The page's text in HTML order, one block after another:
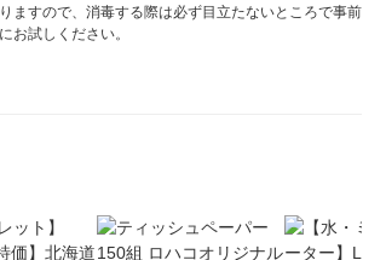
りますので、消毒する際は必ず目立たないところで事前
にお試しください。